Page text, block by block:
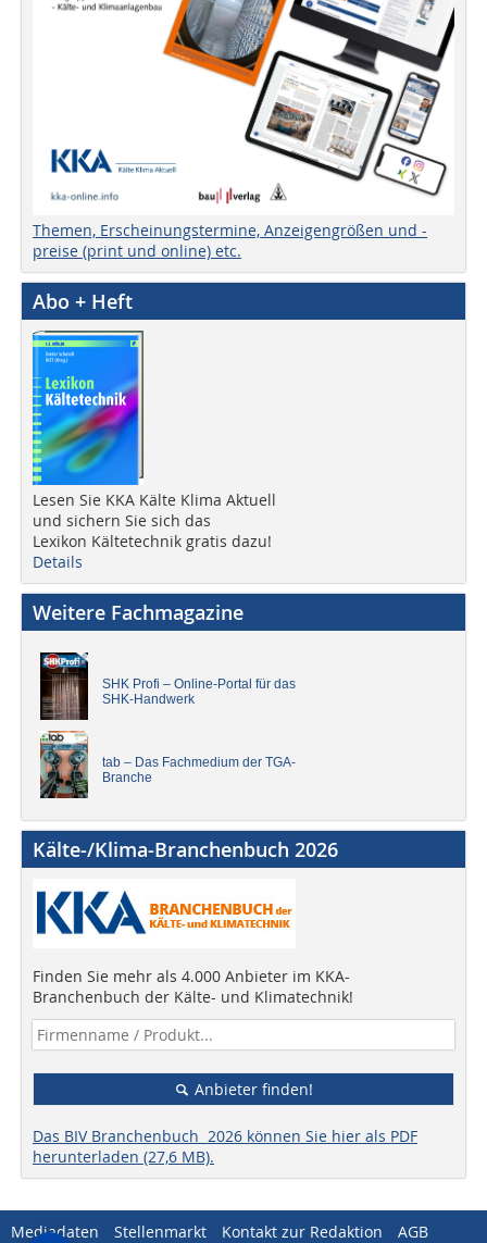
Themen, Erscheinungstermine, Anzeigengrößen und -
preise (print und online) etc.
Abo + Heft
Lesen Sie KKA Kälte Klima Aktuell
und sichern Sie sich das
Lexikon Kältetechnik gratis dazu!
Details
Weitere Fachmagazine
SHK Profi – Online-Portal für das
SHK-Handwerk
tab – Das Fachmedium der TGA-
Branche
Kälte-/Klima-Branchenbuch 2026
Finden Sie mehr als 4.000 Anbieter im KKA-
Branchenbuch der Kälte- und Klimatechnik!
Anbieter finden!
Das BIV Branchenbuch 2026 können Sie hier als PDF
herunterladen (27,6 MB).
Mediadaten Stellenmarkt Kontakt zur Redaktion
AGB